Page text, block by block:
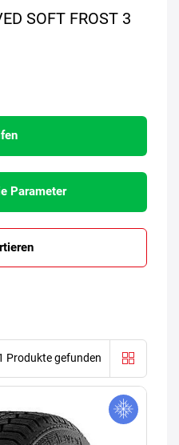
SOFT FROST 3
Parameter
Produkte gefunden